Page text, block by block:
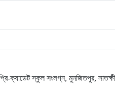
প্রি-ক্যাডেট স্কুল সংলগ্ন, মুনজিতপুর,